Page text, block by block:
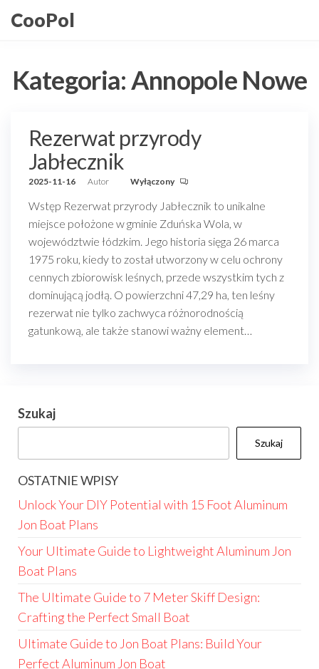
doCooPol
Kategoria:Annopole Nowe
Rezerwat przyrody
Jabłecznik
2025-11-16 Autor Wyłączony
Wstęp Rezerwat przyrody Jabłecznik to unikalne
miejsce położone w gminie Zduńska Wola, w
województwie łódzkim. Jego historia sięga 26 marca
1975 roku, kiedy to został utworzony w celu ochrony
cennych zbiorowisk leśnych, przede wszystkim tych z
dominującą jodłą. O powierzchni 47,29 ha, ten leśny
rezerwat nie tylko zachwyca różnorodnością
gatunkową, ale także stanowi ważny element…
Szukaj
Szukaj
OSTATNIE WPISY
Unlock Your DIY Potential with 15 Foot Aluminum
Jon Boat Plans
Your Ultimate Guide to Lightweight Aluminum Jon
Boat Plans
The Ultimate Guide to 7 Meter Skiff Design:
Crafting the Perfect Small Boat
Ultimate Guide to Jon Boat Plans: Build Your
Perfect Aluminum Jon Boat